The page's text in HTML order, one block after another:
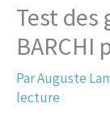
Test
BARCHI
ParAuguste
lecture